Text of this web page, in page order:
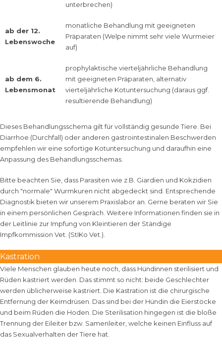
unterbrechen)
ab der 12.
Lebenswoche
monatliche Behandlung mit geeigneten
Präparaten (Welpe nimmt sehr viele Wurmeier
auf)
ab dem 6.
Lebensmonat
prophylaktische vierteljährliche Behandlung
mit geeigneten Präparaten, alternativ
vierteljährliche Kotuntersuchung (daraus ggf.
resultierende Behandlung)
Dieses Behandlungsschema gilt für vollständig gesunde Tiere. Bei
Diarrhoe (Durchfall) oder anderen gastrointestinalen Beschwerden
empfehlen wir eine sofortige Kotuntersuchung und daraufhin eine
Anpassung des Behandlungsschemas.
Bitte beachten Sie, dass Parasiten wie z.B. Giardien und Kokzidien
durch "normale" Wurmkuren nicht abgedeckt sind. Entsprechende
Diagnostik bieten wir unserem Praxislabor an. Gerne beraten wir Sie
in einem persönlichen Gespräch. Weitere Informationen finden sie in
der Leitlinie zur Impfung von Kleintieren der Ständige
Impfkommission Vet. (StIKo Vet.)
Kastration
Viele Menschen glauben heute noch, dass Hündinnen sterilisiert und
Rüden kastriert werden. Das stimmt so nicht: beide Geschlechter
werden üblicherweise kastriert. Die Kastration ist die chirurgische
Entfernung der Keimdrüsen. Das sind bei der Hündin die Eierstöcke
und beim Rüden die Hoden. Die Sterilisation hingegen ist die bloße
Trennung der Eileiter bzw. Samenleiter, welche keinen Einfluss auf
das Sexualverhalten der Tiere hat.